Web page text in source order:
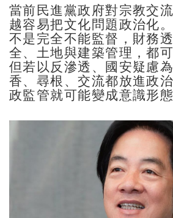
當前民進黨政府對宗教交
越容易把文化問題政治化
不是完全不能監督，財務
全、土地與建築管理，都可
但若以反滲透、國安疑慮
香、尋根、交流都放進政
政監管就可能變成意識形態